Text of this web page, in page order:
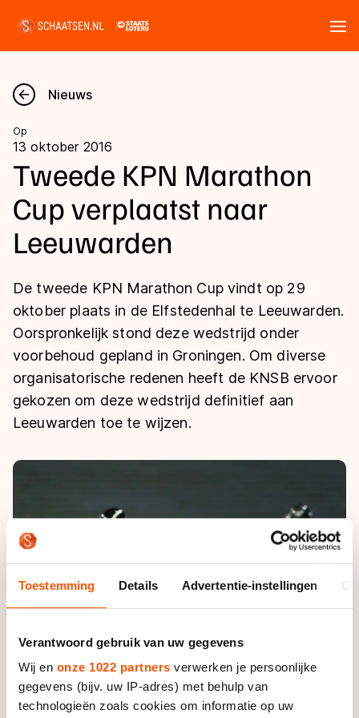
Toestemming Details Advertentie-instellingen
Verantwoord gebruik van uw gegevens
Wij en onze 1022 partners verwerken je persoonlijke
gegevens (bijv. uw IP-adres) met behulp van
technologieën zoals cookies om informatie op uw
Nieuws
Kalender
Disciplines
Marathon
Inlineskaten
Kunstschaatsen
Schoonrijden
Natuurijs
Uitslagen
Langebaan
Shorttrack
Marathon
Inlineskaten
Kunstschaatsen
Tijden & historie
Ranglijsten Langebaan
Persoonlijke records & tijden
Historie & statistiek
De weg op
Inschrijven wedstrijden
Algemene Nederlandse Schaatstijd
Deze zomer de weg op
Schaatsfans
Livestreams
Word schaatsfan!
Olympische Spelen
Medaille overzicht
Medaillespiegel
Olympische uitslagen
Nieuws
Op
13 oktober 2016
Tweede KPN Marathon
Cup verplaatst naar
Leeuwarden
De tweede KPN Marathon Cup vindt op 29
oktober plaats in de Elfstedenhal te Leeuwarden.
Oorspronkelijk stond deze wedstrijd onder
voorbehoud gepland in Groningen. Om diverse
organisatorische redenen heeft de KNSB ervoor
gekozen om deze wedstrijd definitief aan
Leeuwarden toe te wijzen.